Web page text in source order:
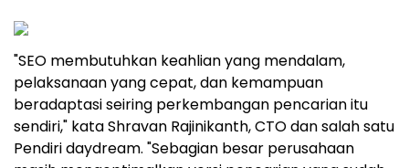
"SEO membutuhkan keahlian yang mendalam,
pelaksanaan yang cepat, dan kemampuan
beradaptasi seiring perkembangan pencarian itu
sendiri," kata Shravan Rajinikanth, CTO dan salah satu
Pendiri daydream. "Sebagian besar perusahaan